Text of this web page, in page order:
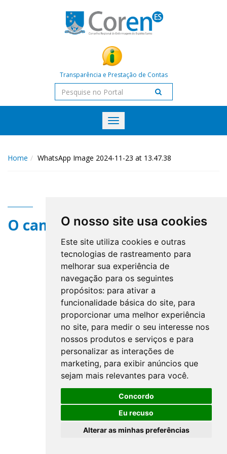
O nosso site usa cookies
Este site utiliza cookies e outras
tecnologias de rastreamento para
melhorar sua experiência de
navegação para os seguintes
propósitos: para ativar a
funcionalidade básica do site, para
proporcionar uma melhor experiência
no site, para medir o seu interesse nos
nossos produtos e serviços e para
personalizar as interações de
marketing, para exibir anúncios que
sejam mais relevantes para você.
Concordo
Eu recuso
Alterar as minhas preferências
Transparência e Prestação de Contas
Toggle
navigation
Home WhatsApp Image 2024-11-23 at 13.47.38
O campo title não existe.